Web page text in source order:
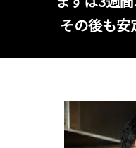
その後も安